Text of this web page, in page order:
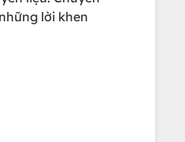
lời khen